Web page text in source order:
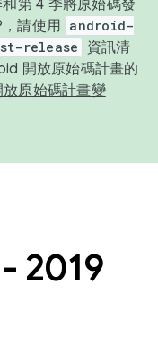
第 4 季將原始碼發
請使用 android-
release
資訊清
開放原始碼計畫的
原始碼計畫變
2019